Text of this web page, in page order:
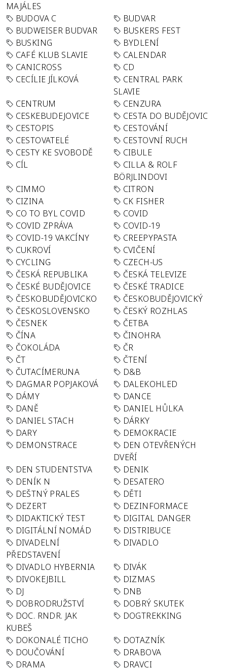
MAJÁLES
BUDOVA C
BUDVAR
BUDWEISER BUDVAR
BUSKERS FEST
BUSKING
BYDLENÍ
CAFÉ KLUB SLAVIE
CALENDAR
CANICROSS
CD
CECÍLIE JÍLKOVÁ
CENTRAL PARK
SLAVIE
CENTRUM
CENZURA
CESKEBUDEJOVICE
CESTA DO BUDĚJOVIC
CESTOPIS
CESTOVÁNÍ
CESTOVATELÉ
CESTOVNÍ RUCH
CESTY KE SVOBODĚ
CIBULE
CÍL
CILLA & ROLF
BÖRJLINDOVI
CIMMO
CITRON
CIZINA
CK FISHER
CO TO BYL COVID
COVID
COVID ZPRÁVA
COVID-19
COVID-19 VAKCÍNY
CREEPYPASTA
CUKROVÍ
CVIČENÍ
CYCLING
CZECH-US
ČESKÁ REPUBLIKA
ČESKÁ TELEVIZE
ČESKÉ BUDĚJOVICE
ČESKÉ TRADICE
ČESKOBUDĚJOVICKO
ČESKOBUDĚJOVICKÝ
ČESKOSLOVENSKO
ČESKÝ ROZHLAS
ČESNEK
ČETBA
ČÍNA
ČINOHRA
ČOKOLÁDA
ČR
ČT
ČTENÍ
ČUTACÍMERUNA
D&B
DAGMAR POPJAKOVÁ
DALEKOHLED
DÁMY
DANCE
DANĚ
DANIEL HŮLKA
DANIEL STACH
DÁRKY
DARY
DEMOKRACIE
DEMONSTRACE
DEN OTEVŘENÝCH
DVEŘÍ
DEN STUDENTSTVA
DENIK
DENÍK N
DESATERO
DEŠTNÝ PRALES
DĚTI
DEZERT
DEZINFORMACE
DIDAKTICKÝ TEST
DIGITAL DANGER
DIGITÁLNÍ NOMÁD
DISTRIBUCE
DIVADELNÍ
PŘEDSTAVENÍ
DIVADLO
DIVADLO HYBERNIA
DIVÁK
DIVOKEJBILL
DIZMAS
DJ
DNB
DOBRODRUŽSTVÍ
DOBRÝ SKUTEK
DOC. RNDR. JAK
KUBEŠ
DOGTREKKING
DOKONALÉ TICHO
DOTAZNÍK
DOUČOVÁNÍ
DRABOVA
DRAMA
DRAVCI